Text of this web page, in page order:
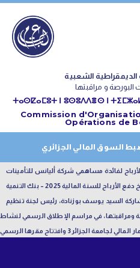
الديمقراطية الشعبية
البورصة و مراقبتها
ⵜⴰⵙⵇⴰⵎⵓⵜ ⵏ ⵓⵙⵓⴷⴷⴻⵙ ⵏ
Commission
Opérations de
السوق المالي الجزائري
لفائدة مساهمي شركة أليانس للتأمينات
تاريخ دفع الأرباح للسنة المالية 2025 – بنك التنمية
السيد يوسف بوزنادة، رئيس لجنة تنظيم
ومراقبتها، في مراسم الإطلاق الرسمي لنشاط
الجزائر3 وافتتاح مقرها الرسمي